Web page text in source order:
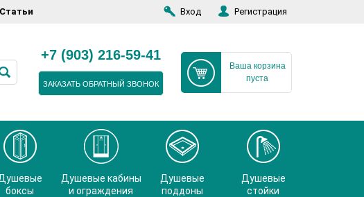
Статьи Вход Регистрация
+7 (903) 216-59-41
ЗАКАЗАТЬ ОБРАТНЫЙ ЗВОНОК
Ваша корзина
пуста
боксы
Душевые кабины
и ограждения
Душевые
поддоны
Душевые
стойки